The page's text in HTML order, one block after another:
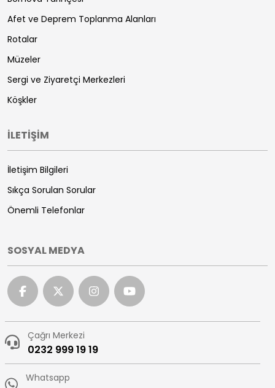
Bornova Tarihçesi
Afet ve Deprem Toplanma Alanları
Rotalar
Müzeler
Sergi ve Ziyaretçi Merkezleri
İLETİŞİM
İletişim Bilgileri
Sıkça Sorulan Sorular
SOSYAL MEDYA
Çağrı Merkezi
0232 999 19 19